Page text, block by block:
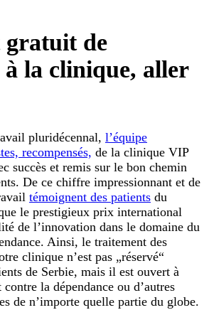
de
à la clinique, aller
pluridécennal, l’équipe
recompensés, de la clinique VIP
succès et remis sur le bon chemin
De ce chiffre impressionnant et de
témoignent des patients du
le prestigieux prix international
de l’innovation dans le domaine du
Ainsi, le traitement des
clinique n’est pas „réservé“
de Serbie, mais il est ouvert à
la dépendance ou d’autres
de n’importe quelle partie du globe.